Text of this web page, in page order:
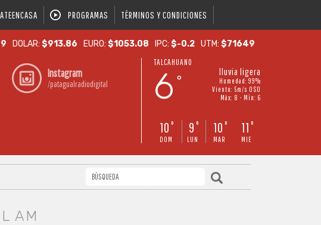
PROGRAMAS TÉRMINOS Y CONDICIONES
DOLAR:$913.86 EURO:$1053.08 IPC:$-0.2 UTM:$71649
Instagram
/patagualradiodigital
TALCAHUANO
6 °
lluvia ligera
Humedad: 99%
Viento: 5m/s OSO
Máx: 8 • Mín: 6
10 °
DOM
9 °
LUN
10 °
MAR
11 °
MIE
AM